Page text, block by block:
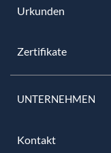
Urkunden
Zertifikate
UNTERNEHMEN
Kontakt